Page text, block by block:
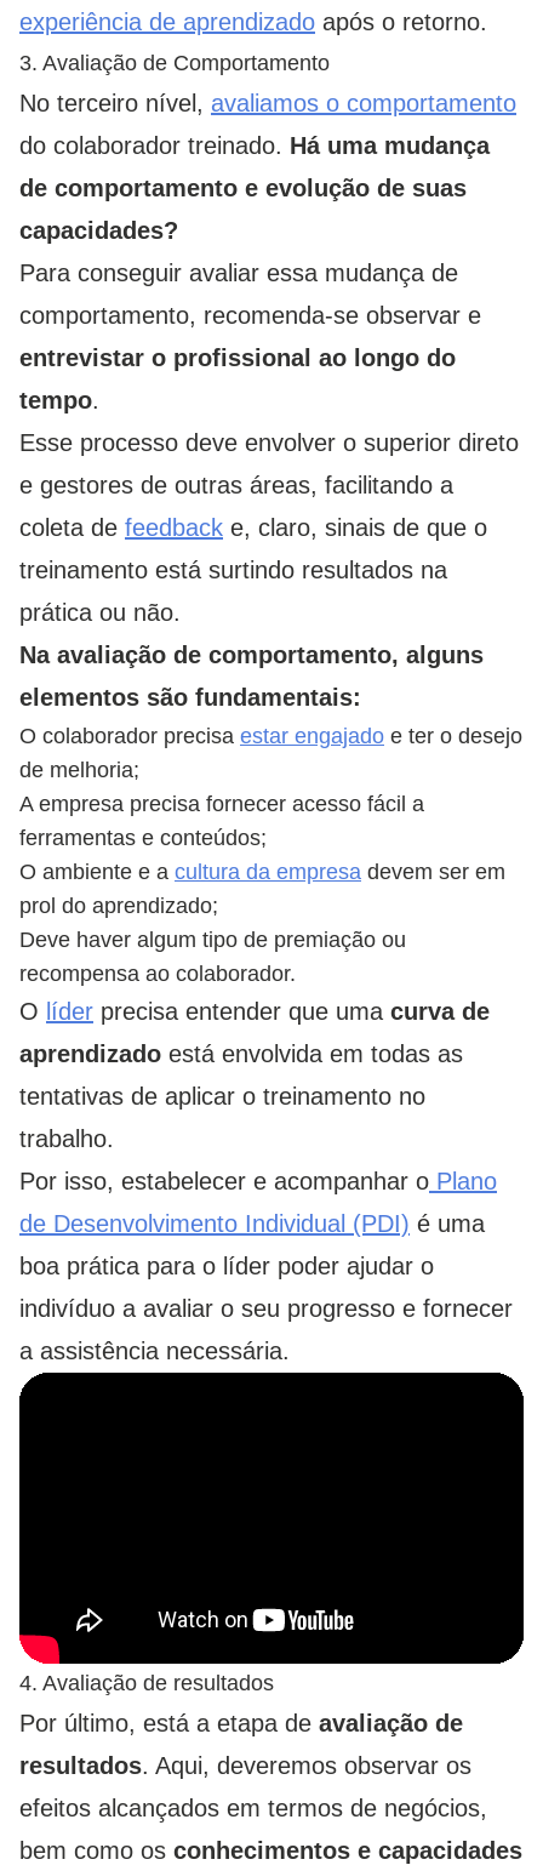
experiência de aprendizado após o retorno.
3. Avaliação de Comportamento
No terceiro nível, avaliamos o comportamento
do colaborador treinado. Há uma mudança
de comportamento e evolução de suas
capacidades?
Para conseguir avaliar essa mudança de
comportamento, recomenda-se observar e
entrevistar o profissional ao longo do
tempo.
Esse processo deve envolver o superior direto
e gestores de outras áreas, facilitando a
coleta de feedback e, claro, sinais de que o
treinamento está surtindo resultados na
prática ou não.
Na avaliação de comportamento, alguns
elementos são fundamentais:
O colaborador precisa estar engajado e ter o desejo
de melhoria;
A empresa precisa fornecer acesso fácil a
ferramentas e conteúdos;
O ambiente e a cultura da empresa devem ser em
prol do aprendizado;
Deve haver algum tipo de premiação ou
recompensa ao colaborador.
O líder precisa entender que uma curva de
aprendizado está envolvida em todas as
tentativas de aplicar o treinamento no
trabalho.
Por isso, estabelecer e acompanhar o Plano
de Desenvolvimento Individual (PDI) é uma
boa prática para o líder poder ajudar o
indivíduo a avaliar o seu progresso e fornecer
a assistência necessária.
4. Avaliação de resultados
Por último, está a etapa de avaliação de
resultados. Aqui, deveremos observar os
efeitos alcançados em termos de negócios,
bem como os conhecimentos e capacidades